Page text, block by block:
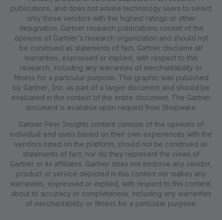
publications, and does not advise technology users to select
only those vendors with the highest ratings or other
designation. Gartner research publications consist of the
opinions of Gartner's research organization and should not
be construed as statements of fact. Gartner disclaims all
warranties, expressed or implied, with respect to this
research, including any warranties of merchantability or
fitness for a particular purpose. This graphic was published
by Gartner, Inc. as part of a larger document and should be
evaluated in the context of the entire document. The Gartner
document is available upon request from Shopware.
Gartner Peer Insights content consists of the opinions of
individual end users based on their own experiences with the
vendors listed on the platform, should not be construed as
statements of fact, nor do they represent the views of
Gartner or its affiliates. Gartner does not endorse any vendor,
product or service depicted in this content nor makes any
warranties, expressed or implied, with respect to this content,
about its accuracy or completeness, including any warranties
of merchantability or fitness for a particular purpose.